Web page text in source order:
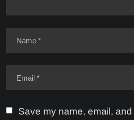
Save my name, email,